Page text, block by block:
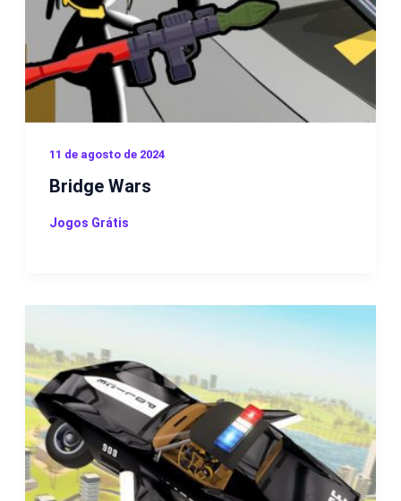
11 de agosto de 2024
Bridge Wars
Jogos Grátis